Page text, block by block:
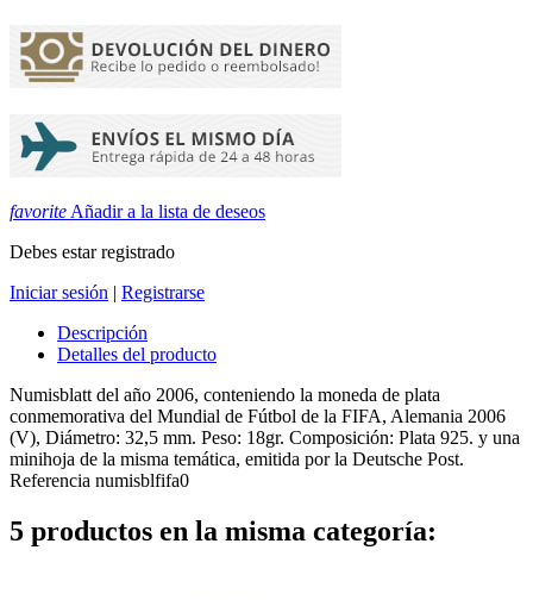
favorite Añadir a la lista de deseos
Debes estar registrado
Iniciar sesión | Registrarse
Descripción
Detalles del producto
Numisblatt del año 2006, conteniendo la moneda de plata
conmemorativa del Mundial de Fútbol de la FIFA, Alemania 2006
(V), Diámetro: 32,5 mm. Peso: 18gr. Composición: Plata 925. y una
minihoja de la misma temática, emitida por la Deutsche Post.
Referencia numisblfifa0
5 productos en la misma categoría: